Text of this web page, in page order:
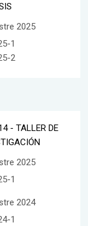
2025
1
2
- TALLER DE
2025
1
2024
1